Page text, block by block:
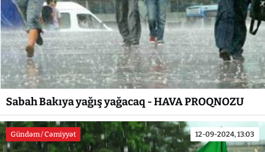
Sabah Bakıya yağış yağacaq - HAVA PROQNOZU
Gündəm / Cəmiyyət 12-09-2024, 13:03